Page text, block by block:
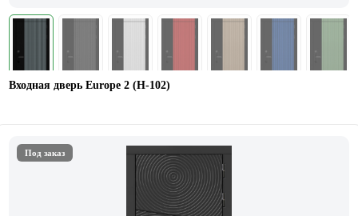
Входная дверь Europe 2 (Н-102)
Под заказ